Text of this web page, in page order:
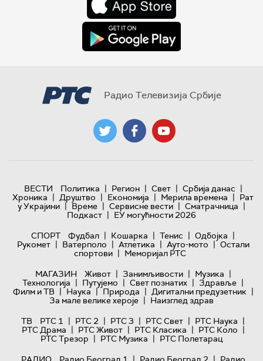
Радио Телевизија Србије
ВЕСТИ Политика | Регион | Свет | Србија данас |
Хроника | Друштво | Економија | Мерила времена | Рат
у Украјини | Време | Сервисне вести | Сматрачница |
Подкаст | ЕУ могућности 2026
СПОРТ
Фудбал | Кошарка | Тенис | Одбојка |
Рукомет | Ватерполо | Атлетика | Ауто-мото | Остали
спортови | Меморијал РТС
МАГАЗИН
Живот | Занимљивости | Музика |
Технологијa | Путујемо | Свет познатих | Здравље |
Филм и ТВ | Наука | Природа | Дигитални предузетник |
За мале велике хероје | Наизглед здрав
ТВ
РТС 1 | РТС 2 | РТС 3 | РТС Свет | РТС Наука |
РТС Драма | РТС Живот | РТС Класика | РТС Коло |
РТС Трезор | РТС Музика | РТС Полетарац